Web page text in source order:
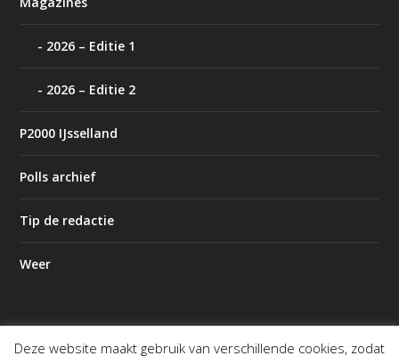
2026 – Editie 1
2026 – Editie 2
P2000 IJsselland
Polls archief
Tip de redactie
Weer
Deze website maakt gebruik van verschillende cookies, zodat